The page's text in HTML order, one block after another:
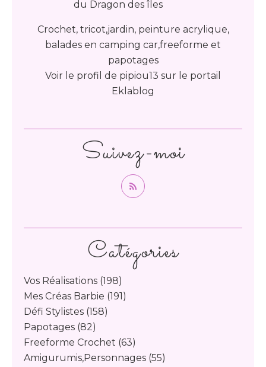
Catégories
Vos Réalisations (198)
Mes Créas Barbie (191)
Défi Stylistes (158)
Papotages (82)
Freeforme Crochet (63)
Amigurumis,personnages (55)
Crochet, tricot,jardin, peinture acrylique,
balades en camping car,freeforme et
papotages
Voir le profil de pipiou13 sur le portail
Eklablog
Suivez-moi